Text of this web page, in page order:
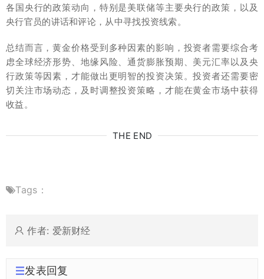
各国央行的政策动向，特别是美联储等主要央行的政策，以及
央行官员的讲话和评论，从中寻找投资线索。
总结而言，黄金价格受到多种因素的影响，投资者需要综合考
虑全球经济形势、地缘风险、通货膨胀预期、美元汇率以及央
行政策等因素，才能做出更明智的投资决策。投资者还需要密
切关注市场动态，及时调整投资策略，才能在黄金市场中获得
收益。
THE END
Tags：
作者: 爱新财经
发表回复